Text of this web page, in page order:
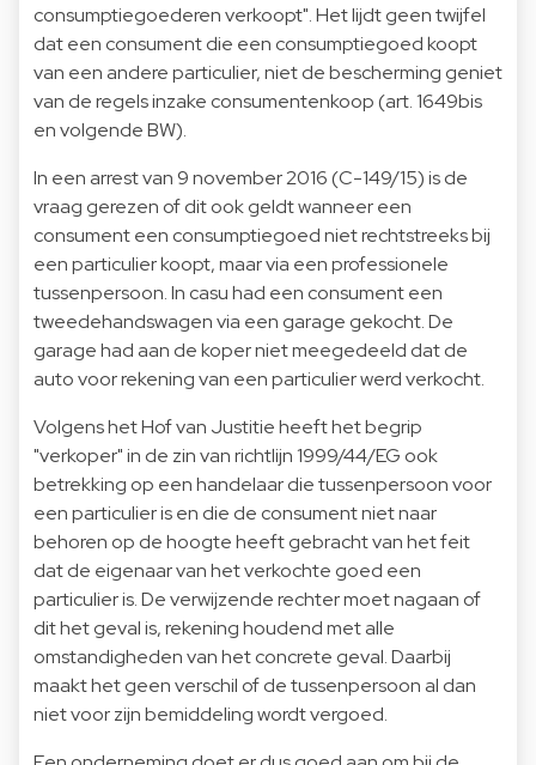
consumptiegoederen verkoopt". Het lijdt geen twijfel
dat een consument die een consumptiegoed koopt
van een andere particulier, niet de bescherming geniet
van de regels inzake consumentenkoop (art. 1649bis
en volgende BW).
In een arrest van 9 november 2016 (C-149/15) is de
vraag gerezen of dit ook geldt wanneer een
consument een consumptiegoed niet rechtstreeks bij
een particulier koopt, maar via een professionele
tussenpersoon. In casu had een consument een
tweedehandswagen via een garage gekocht. De
garage had aan de koper niet meegedeeld dat de
auto voor rekening van een particulier werd verkocht.
Volgens het Hof van Justitie heeft het begrip
"verkoper" in de zin van richtlijn 1999/44/EG ook
betrekking op een handelaar die tussenpersoon voor
een particulier is en die de consument niet naar
behoren op de hoogte heeft gebracht van het feit
dat de eigenaar van het verkochte goed een
particulier is. De verwijzende rechter moet nagaan of
dit het geval is, rekening houdend met alle
omstandigheden van het concrete geval. Daarbij
maakt het geen verschil of de tussenpersoon al dan
niet voor zijn bemiddeling wordt vergoed.